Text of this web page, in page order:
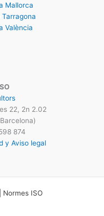
Mallorca
València
22, 2n 2.02
874
y Aviso legal
ISO